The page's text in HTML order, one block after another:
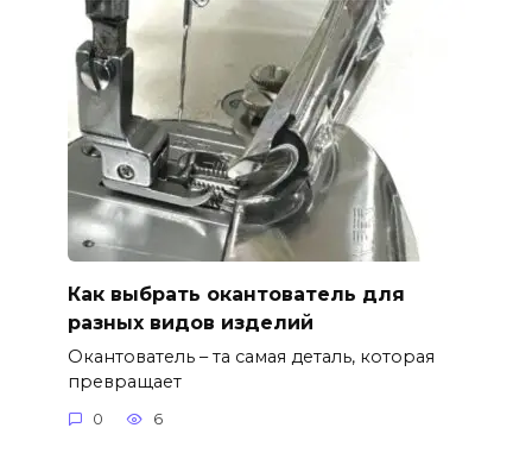
Как выбрать окантователь для
разных видов изделий
Окантователь – та самая деталь, которая
превращает
0 6